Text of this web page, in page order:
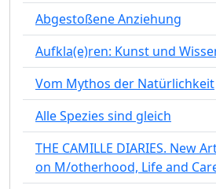
Abgestoßene Anziehung
Aufkla(e)ren: Kunst und
Vom Mythos der Natürlichkeit
Alle Spezies sind gleich
THE CAMILLE DIARIES. New
on M/otherhood, Life and